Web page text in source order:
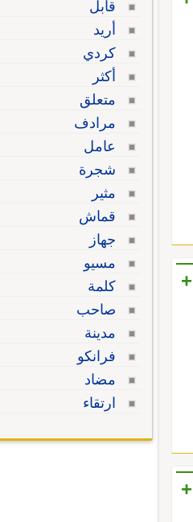
+
+
قابل
أريد
كردي
أكثر
متعلق
مرادف
عامل
شجرة
مثير
قماش
جهاز
مسيو
كلمة
صاحب
مدينة
فرانكو
مضاد
ارتقاء